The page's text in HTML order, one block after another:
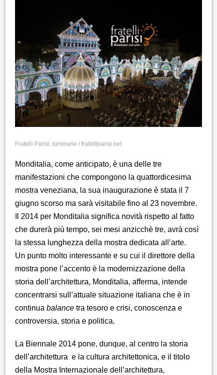
Fratelli Parisi, luminarie / fratelliparisi.net
Monditalia, come anticipato, è una delle tre
manifestazioni che compongono la quattordicesima
mostra veneziana, la sua inaugurazione è stata il 7
giugno scorso ma sarà visitabile fino al 23 novembre.
Il 2014 per Monditalia significa novità rispetto al fatto
che durerà più tempo, sei mesi anzicchè tre, avrà così
la stessa lunghezza della mostra dedicata all’arte.
Un punto molto interessante e su cui il direttore della
mostra pone l’accento è la modernizzazione della
storia dell’architettura, Monditalia, afferma, intende
concentrarsi sull’attuale situazione italiana che è in
continuabalance tra tesoro e crisi, conoscenza e
controversia, storia e politica.
La Biennale 2014 pone, dunque, al centro la storia
dell’architettura e la cultura architettonica, e il titolo
della Mostra Internazionale dell’architettura,